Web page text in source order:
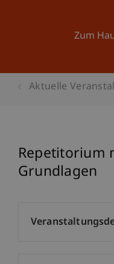
Zum
Aktuelle
Repetitorium
Grundlagen